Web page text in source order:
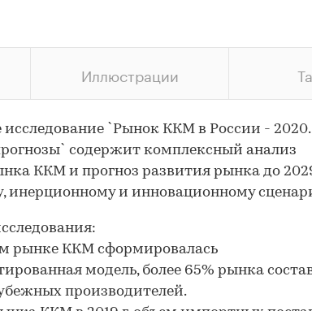
Иллюстрации
исследование `Рынок ККМ в России - 2020.
содержит комплексный анализ
ККМ и прогноз развития рынка до
инерционному и инновационному
рынке ККМ сформировалась
модель, более 65% рынка
производителей.